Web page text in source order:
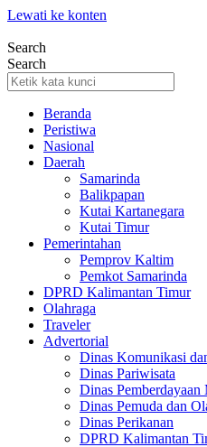
Lewati ke konten
Search
Search
Beranda
Peristiwa
Nasional
Daerah
Samarinda
Balikpapan
Kutai Kartanegara
Kutai Timur
Pemerintahan
Pemprov Kaltim
Pemkot Samarinda
DPRD Kalimantan Timur
Olahraga
Traveler
Advertorial
Dinas Komunikasi
Dinas Pariwisata
Dinas Pemberdayaan
Dinas Pemuda dan
Dinas Perikanan
DPRD Kalimantan